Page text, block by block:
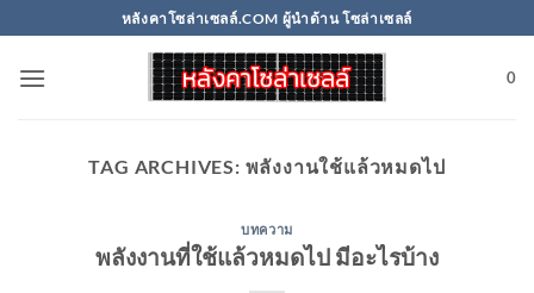
to
content
หลังคาโซล่าเซลล์.COM ผู้นำด้าน โซล่าเซลล์
0
TAG ARCHIVES: พลังงานใช้แล้วหมดไป
บทความ
พลังงานที่ใช้แล้วหมดไป มีอะไรบ้าง